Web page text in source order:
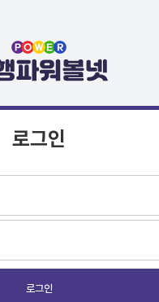
로그인
로그인